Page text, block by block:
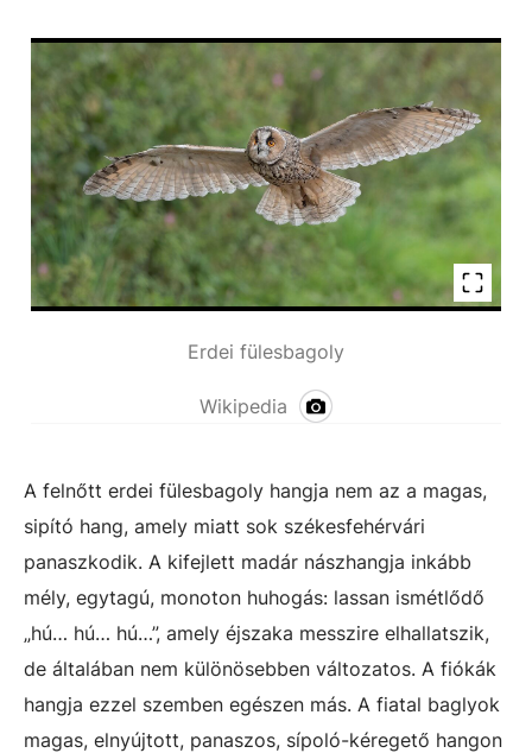
Erdei fülesbagoly
Wikipedia
A felnőtt erdei fülesbagoly hangja nem az a magas,
sipító hang, amely miatt sok székesfehérvári
panaszkodik. A kifejlett madár nászhangja inkább
mély, egytagú, monoton huhogás: lassan ismétlődő
„hú… hú… hú…”, amely éjszaka messzire elhallatszik,
de általában nem különösebben változatos. A fiókák
hangja ezzel szemben egészen más. A fiatal baglyok
magas, elnyújtott, panaszos, sípoló-kéregető hangon